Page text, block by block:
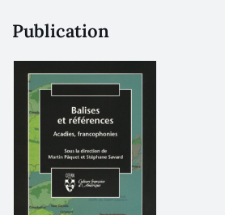
Publication